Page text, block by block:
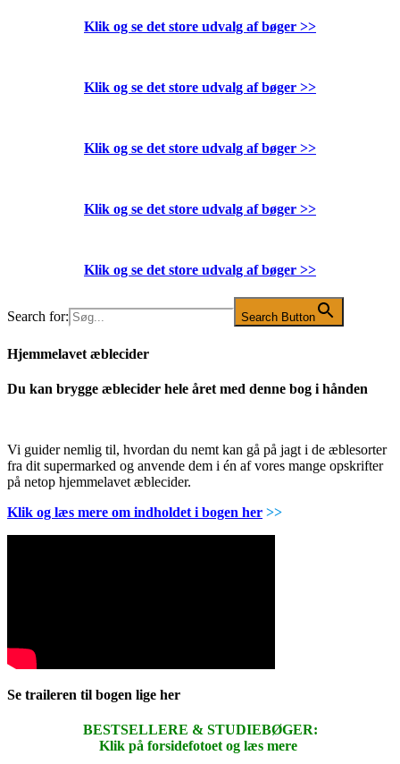
Klik og se det store udvalg af bøger >>
Klik og se det store udvalg af bøger >>
Klik og se det store udvalg af bøger >>
Klik og se det store udvalg af bøger >>
Klik og se det store udvalg af bøger >>
Search for: Search Button
Hjemmelavet æblecider
Du kan brygge æblecider hele året med denne bog i hånden
Vi guider nemlig til, hvordan du nemt kan gå på jagt i de æblesorter
fra dit supermarked og anvende dem i én af vores mange opskrifter
på netop hjemmelavet æblecider.
Klik og læs mere om indholdet i bogen her >>
Se traileren til bogen lige her
BESTSELLERE & STUDIEBØGER:
Klik på forsidefotoet og læs mere